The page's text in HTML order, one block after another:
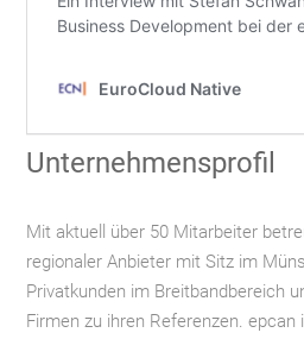
Unternehmensprofil
Mit aktuell über 50 Mitarbeiter
regionaler Anbieter mit Sitz im
Privatkunden im Breitbandbereich
Firmen zu ihren Referenzen. epcan